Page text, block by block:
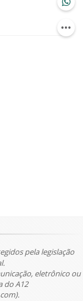
pela legislação
eletrônico ou
do A12